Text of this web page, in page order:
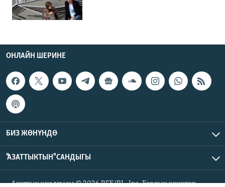
ОНЛАЙН ШЕРИНЕ
БИЗ ЖӨНҮНДӨ
"АЗАТТЫКТЫН" САНДЫГЫ
Азаттык үналгысы © 2026 RFE/RL, Inc. Бардык укуктар